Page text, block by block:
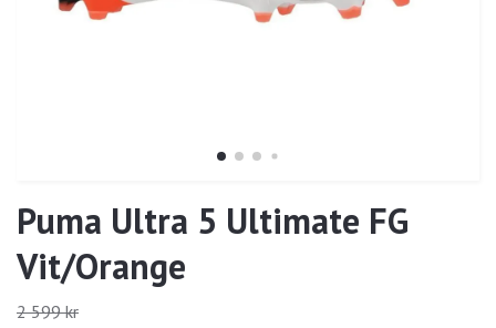
Puma Ultra 5 Ultimate FG
Vit/Orange
2 599 kr